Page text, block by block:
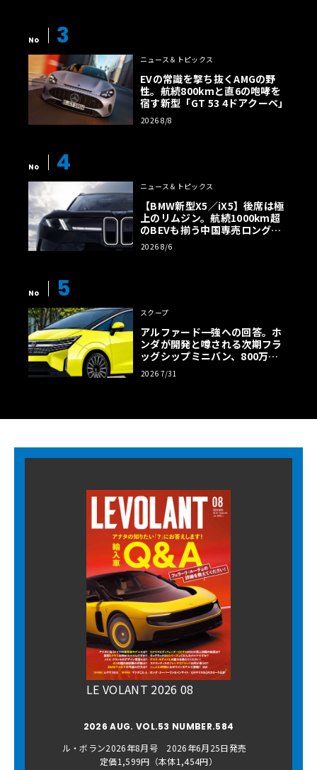
No 3
ニュース＆トピックス
EVの常識を撃ち抜くAMGの野
性。航続800kmと直6の咆哮を
宿す新型「GT 53 4ドアクーペ」
2026 8/8
No 4
ニュース＆トピックス
【BMW新型X5／iX5】後席は極
上のリムジン。航続1000km超
のBEVも揃う中国専売ロング仕
様の全貌
2026 8/6
No 5
スクープ
アルファード一強への回答。ホ
ンダが開発と噂される次期フラ
ッグシップミニバン、800万円
超の勝算【予想CG】
2026 7/31
LE VOLANT 2026 08
2026 AUG. VOL.53 NUMBER.584
ル・ボラン2026年8月号 2026年6月25日発売
定価1,599円（本体1,454円）